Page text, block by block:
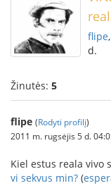
flipe
d.
Žinutės: 5
flipe (Rodyti profilį)
2011 m. rugsėjis 5 d.
Kiel estus reala vivo
vi sekvus min? (